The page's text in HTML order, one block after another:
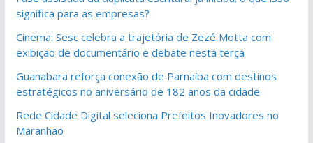
significa para as empresas?
Cinema: Sesc celebra a trajetória de Zezé Motta com
exibição de documentário e debate nesta terça
Guanabara reforça conexão de Parnaíba com destinos
estratégicos no aniversário de 182 anos da cidade
Rede Cidade Digital seleciona Prefeitos Inovadores no
Maranhão